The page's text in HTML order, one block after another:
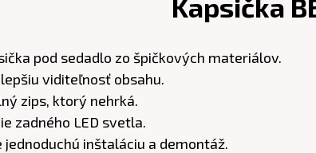
Kapsička
pod sedadlo zo špičkových materiálov.
viditeľnosť obsahu.
zips, ktorý nehrká.
zadného LED svetla.
inštaláciu a demontáž.